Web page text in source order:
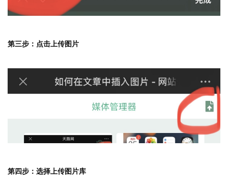
第三步：点击上传图片
第四步：选择上传图片库